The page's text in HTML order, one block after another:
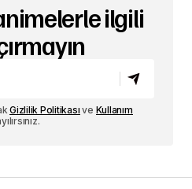
ilgili
Gizlilik Politikası ve Kullanım